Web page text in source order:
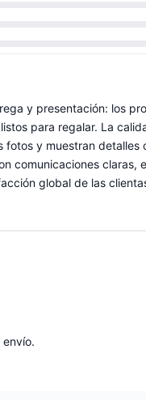
y presentación: los
para regalar. La
y muestran
comunicaciones claras,
global de las